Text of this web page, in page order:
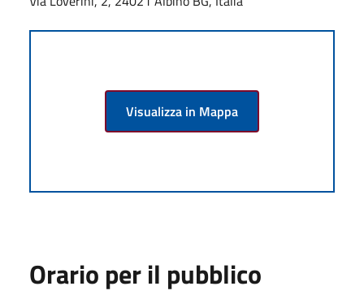
Visualizza in Mappa
Orario per il pubblico